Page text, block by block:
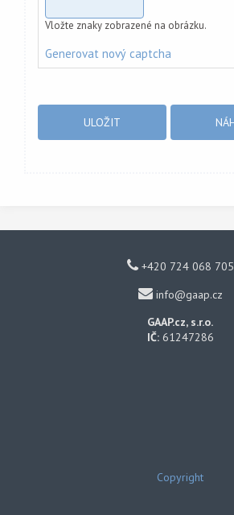
Vložte znaky zobrazené na obrázku.
Generovat nový captcha
+420 724 068 705
info@gaap.cz
GAAP.cz, s.r.o.
IČ: 61247286
Copyright